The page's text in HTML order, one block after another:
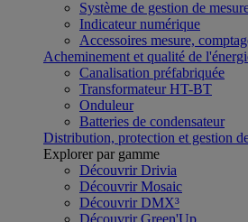
Système de gestion de
Indicateur numérique
Accessoires mesure,
Acheminement et qualité de
Canalisation préfabriquée
Transformateur HT-BT
Onduleur
Batteries de condensateur
Distribution, protection et gestion
Explorer par gamme
Découvrir Drivia
Découvrir Mosaic
Découvrir DMX³
Découvrir Green'Up